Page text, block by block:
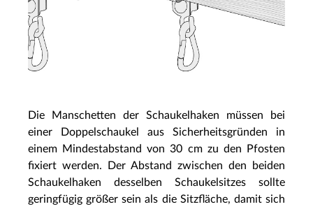
Die Manschetten der Schaukelhaken müssen bei
einer Doppelschaukel aus Sicherheitsgründen in
einem Mindestabstand von 30 cm zu den Pfosten
fixiert werden. Der Abstand zwischen den beiden
Schaukelhaken desselben Schaukelsitzes sollte
geringfügig größer sein als die Sitzfläche, damit sich